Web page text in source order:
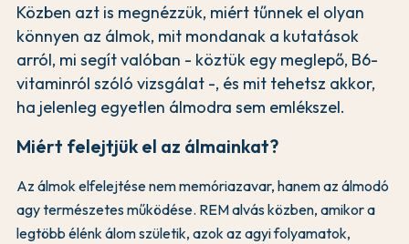
Közben azt is megnézzük, miért tűnnek el olyan
könnyen az álmok, mit mondanak a kutatások
arról, mi segít valóban - köztük egy meglepő, B6-
vitaminról szóló vizsgálat -, és mit tehetsz akkor,
ha jelenleg egyetlen álmodra sem emlékszel.
Miért felejtjük el az álmainkat?
Az álmok elfelejtése nem memóriazavar, hanem az álmodó
agy természetes működése. REM alvás közben, amikor a
legtöbb élénk álom születik, azok az agyi folyamatok,